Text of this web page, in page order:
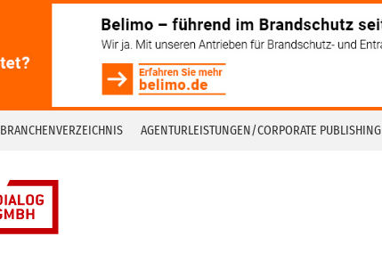
BRANCHENVERZEICHNIS AGENTURLEISTUNGEN/CORPORATE PUBLISHING